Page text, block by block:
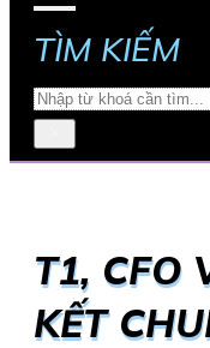
TÌM KIẾM
Search
T1, CFO
KẾT